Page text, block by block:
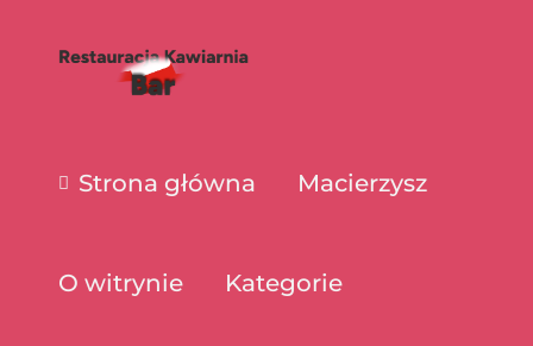
Strona główna Macierzysz
O witrynie Kategorie